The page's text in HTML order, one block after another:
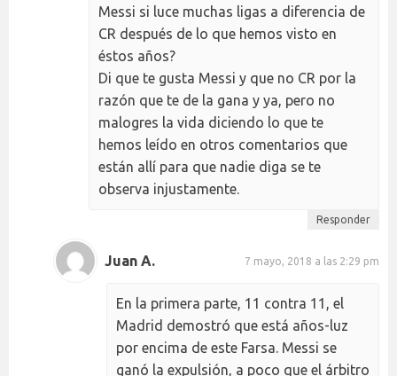
Messi si luce muchas ligas a diferencia de
CR después de lo que hemos visto en
éstos años?
Di que te gusta Messi y que no CR por la
razón que te de la gana y ya, pero no
malogres la vida diciendo lo que te
hemos leído en otros comentarios que
están allí para que nadie diga se te
observa injustamente.
Responder
Juan A. 7 mayo, 2018 a las 2:29 pm
En la primera parte, 11 contra 11, el
Madrid demostró que está años-luz
por encima de este Farsa. Messi se
ganó la expulsión, a poco que el árbitro